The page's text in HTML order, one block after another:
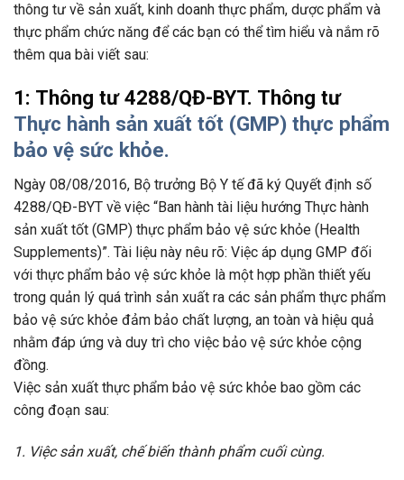
thông tư về sản xuất, kinh doanh thực phẩm, dược phẩm và
thực phẩm chức năng để các bạn có thể tìm hiểu và nắm rõ
thêm qua bài viết sau:
1: Thông tư 4288/QĐ-BYT. Thông tư
Thực hành sản xuất tốt (GMP) thực phẩm
bảo vệ sức khỏe.
Ngày 08/08/2016, Bộ trưởng Bộ Y tế đã ký Quyết định số
4288/QĐ-BYT về việc “Ban hành tài liệu hướng Thực hành
sản xuất tốt (GMP) thực phẩm bảo vệ sức khỏe (Health
Supplements)”. Tài liệu này nêu rõ: Việc áp dụng GMP đối
với thực phẩm bảo vệ sức khỏe là một hợp phần thiết yếu
trong quản lý quá trình sản xuất ra các sản phẩm thực phẩm
bảo vệ sức khỏe đảm bảo chất lượng, an toàn và hiệu quả
nhằm đáp ứng và duy trì cho việc bảo vệ sức khỏe cộng
đồng.
Việc sản xuất thực phẩm bảo vệ sức khỏe bao gồm các
công đoạn sau:
1. Việc sản xuất, chế biến thành phẩm cuối cùng.